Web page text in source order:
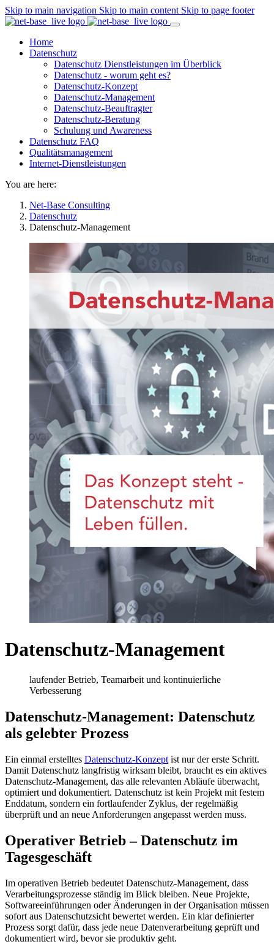
Skip to main navigation Skip to main content Skip to page footer
Home
Datenschutz
Datenschutz Dienstleistungen im Überblick
Datenschutz - worum geht es?
Datenschutz-Konzept
Datenschutz-Management
Datenschutz-Beauftragter
Datenschutz-Beratung
Schulung und Awareness
Datenschutz FAQ
Qualitätsmanagement
Internet-Dienstleistungen
You are here:
Net-Base Consulting
Datenschutz
Datenschutz-Management
Datenschutz-Management
laufender Betrieb, Teamarbeit und kontinuierliche
Verbesserung
Datenschutz-Management: Datenschutz
als gelebter Prozess
Ein einmal erstelltes Datenschutz-Konzept ist nur der erste Schritt.
Damit Datenschutz langfristig wirksam bleibt, braucht es ein aktives
Datenschutz-Management, das alle relevanten Abläufe überwacht,
optimiert und dokumentiert. Datenschutz ist kein Projekt mit festem
Enddatum, sondern ein fortlaufender Zyklus, der regelmäßig
überprüft und an neue Anforderungen angepasst werden muss.
Operativer Betrieb – Datenschutz im
Tagesgeschäft
Im operativen Betrieb bedeutet Datenschutz-Management, dass
Verarbeitungsprozesse ständig im Blick bleiben. Neue Projekte,
Softwareeinführungen oder Änderungen in der Organisation müssen
sofort aus Datenschutzsicht bewertet werden. Ein klar definierter
Prozess sorgt dafür, dass jede neue Datenverarbeitung geprüft und
dokumentiert wird, bevor sie produktiv geht.